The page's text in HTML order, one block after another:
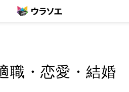
職・恋愛・結婚